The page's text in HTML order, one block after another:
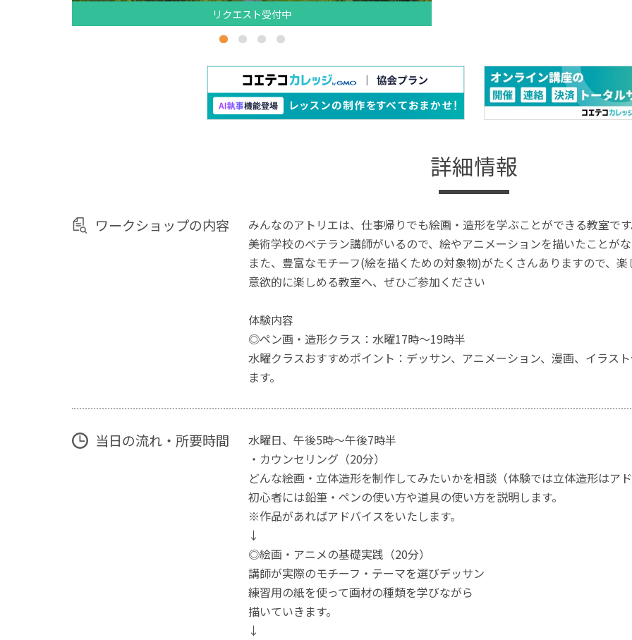
リクエスト受付中
詳細情報
ワークショップの内容
みんなのアトリエは、仕事帰りでも絵画・造形を学ぶことができる教室で
美術学校のベテラン講師がいるので、絵やアニメーションを描いたことが
また、豊富なモチーフ(絵を描くための対象物)がたくさんありますので、
意欲的に楽しめる教室へ、ぜひご参加ください
体験内容
◎ペン画・造形クラス：水曜17時～19時半
水曜クラスおすすめポイント：デッサン、アニメーション、漫画、イラス
ます。
当日の流れ・所要時間
水曜日、午後5時～午後7時半
・カウンセリング（20分）
どんな絵画・立体造形を制作してみたいかを相談（体験では立体造形はア
初心者には鉛筆・ペンの使い方や道具の使い方を説明します。
※作品があればアドバイスをいたします。
↓
◎絵画・アニメの基礎実践（20分）
講師が実際のモチーフ・テーマを選びデッサン
練習用の紙を使って画材の種類を学びながら
描いていきます。
↓